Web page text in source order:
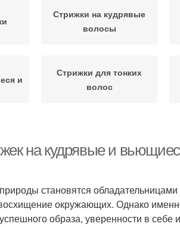
Стрижки на кудрявые
волосы
и
Стрижки для тонких
волос
волос
Стрижка на кудрявые
волосы
на кудрявые и
становятся
окружающих. Однако
образа, уверенности в себе